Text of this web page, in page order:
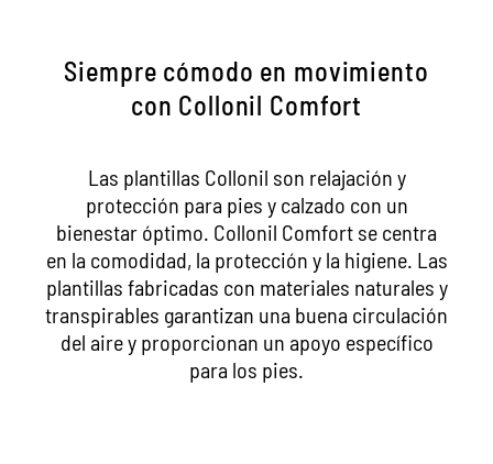
Siempre cómodo en movimiento
con Collonil Comfort
Las plantillas Collonil son relajación y
protección para pies y calzado con un
bienestar óptimo. Collonil Comfort se centra
en la comodidad, la protección y la higiene. Las
plantillas fabricadas con materiales naturales y
transpirables garantizan una buena circulación
del aire y proporcionan un apoyo específico
para los pies.